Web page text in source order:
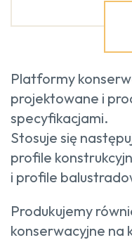
Platformy
projektowane i
specyfikacjami.
Stosuje się
profile
i profile
Produkujemy
konserwacyjne na